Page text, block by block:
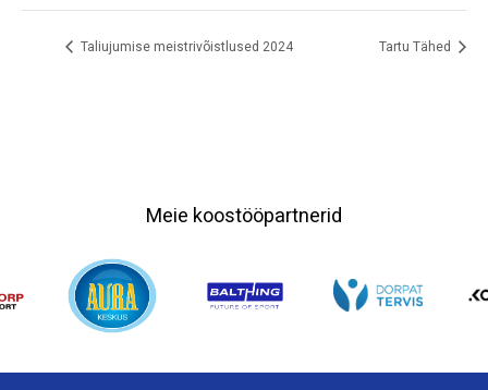
Taliujumise meistrivõistlused 2024 Tartu Tähed
Meie koostööpartnerid